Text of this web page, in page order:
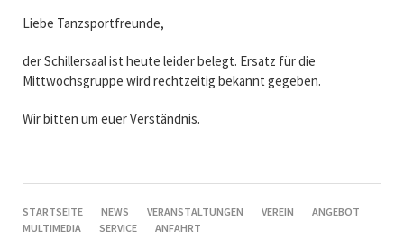
Liebe Tanzsportfreunde,
der Schillersaal ist heute leider belegt. Ersatz für die
Mittwochsgruppe wird rechtzeitig bekannt gegeben.
Wir bitten um euer Verständnis.
NAVIGATION
ÜBERSPRINGEN
STARTSEITE NEWS VERANSTALTUNGEN VEREIN
ANGEBOT
MULTIMEDIA
SERVICE ANFAHRT